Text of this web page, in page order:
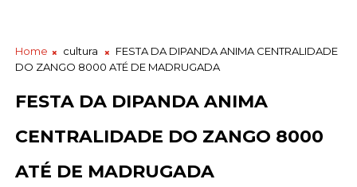
Home cultura
FESTA DA DIPANDA ANIMA CENTRALIDADE
DO ZANGO 8000 ATÉ DE MADRUGADA
FESTA DA DIPANDA ANIMA
CENTRALIDADE DO ZANGO 8000
ATÉ DE MADRUGADA